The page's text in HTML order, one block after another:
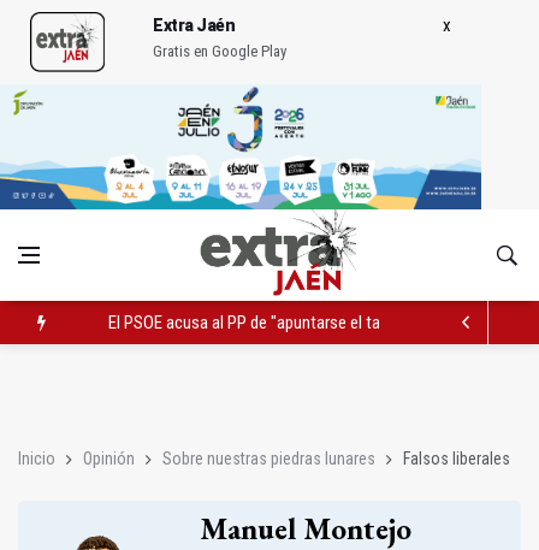
Extra Jaén
Gratis en Google Play
El PSOE acusa al PP de "apuntarse el tanto" de los datos de
Inicio Opinión Sobre nuestras piedras lunares Falsos liberales
Manuel Montejo